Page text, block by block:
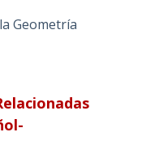
Geometría